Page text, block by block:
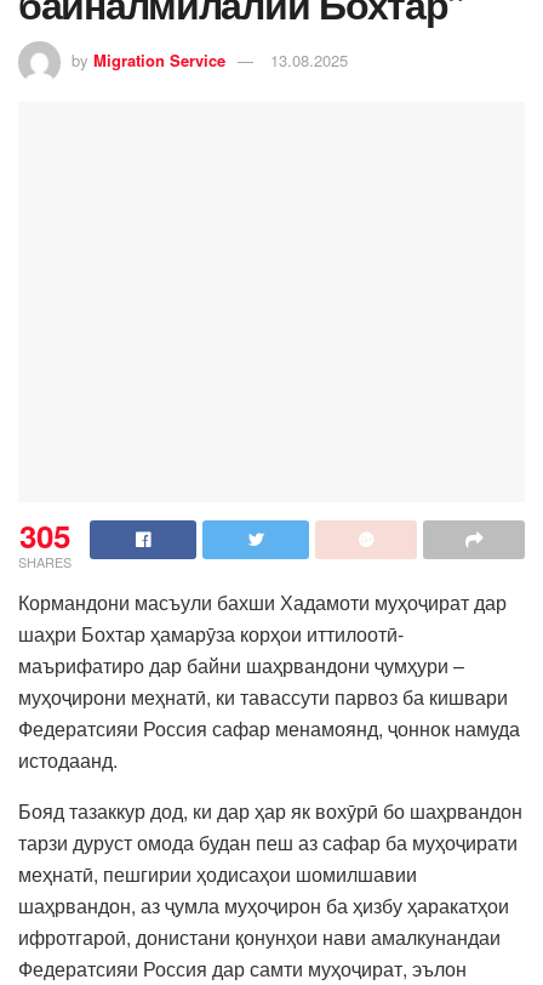
by Migration Service 13.08.2025
305
SHARES
Кормандони масъули бахши Хадамоти муҳоҷират дар
шаҳри Бохтар ҳамарӯза корҳои иттилоотӣ-
маърифатиро дар байни шаҳрвандони ҷумҳури –
муҳоҷирони меҳнатӣ, ки тавассути парвоз ба кишвари
Федератсияи Россия сафар менамоянд, ҷоннок намуда
истодаанд.
Бояд тазаккур дод, ки дар ҳар як вохӯрӣ бо шаҳрвандон
тарзи дуруст омода будан пеш аз сафар ба муҳоҷирати
меҳнатӣ, пешгирии ҳодисаҳои шомилшавии
шаҳрвандон, аз ҷумла муҳоҷирон ба ҳизбу ҳаракатҳои
ифротгароӣ, донистани қонунҳои нави амалкунандаи
Федератсияи Россия дар самти муҳоҷират, эълон